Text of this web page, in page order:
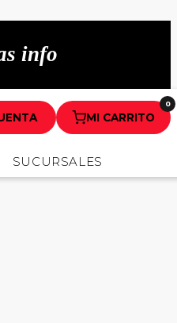
info
MI CARRITO
0
SUCURSALES